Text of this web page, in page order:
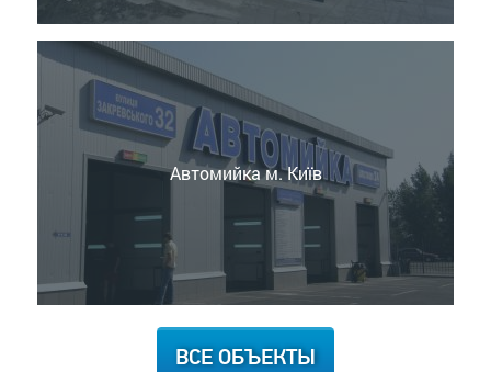
Автомийка м. Київ
ВСЕ ОБЪЕКТЫ